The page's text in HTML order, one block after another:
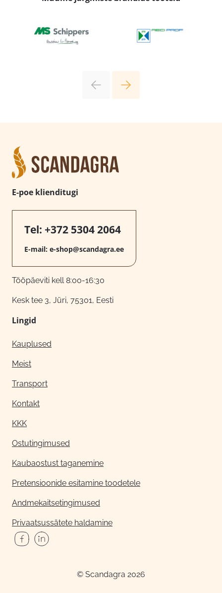
E-poe klienditugi
Tel: +372 5304 2064
E-mail: e-shop@scandagra.ee
Tööpäeviti kell 8:00-16:30
Kesk tee 3, Jüri, 75301, Eesti
Lingid
Kauplused
Meist
Transport
Kontakt
KKK
Ostutingimused
Kaubaostust taganemine
Pretensioonide esitamine toodetele
Andmekaitsetingimused
Privaatsussätete haldamine
© Scandagra 2026